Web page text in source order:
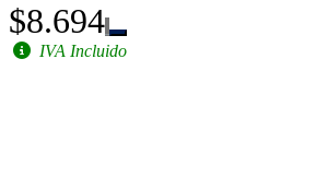
$8.694
IVA Incluido